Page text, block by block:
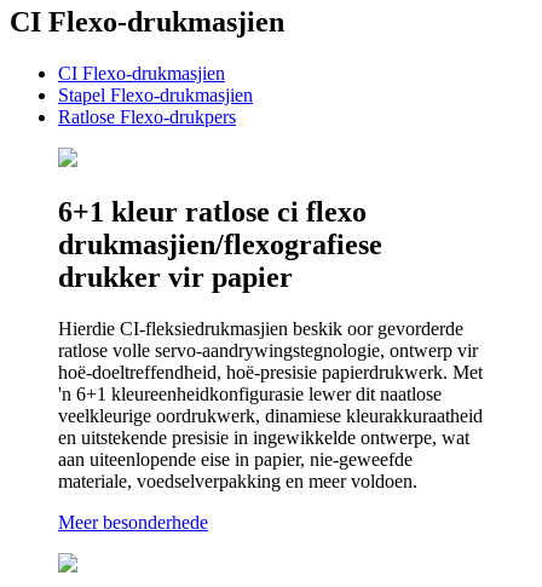
CI Flexo-drukmasjien
CI Flexo-drukmasjien
Stapel Flexo-drukmasjien
Ratlose Flexo-drukpers
6+1 kleur ratlose ci flexo
drukmasjien/flexografiese
drukker vir papier
Hierdie CI-fleksiedrukmasjien beskik oor gevorderde
ratlose volle servo-aandrywingstegnologie, ontwerp vir
hoë-doeltreffendheid, hoë-presisie papierdrukwerk. Met
'n 6+1 kleureenheidkonfigurasie lewer dit naatlose
veelkleurige oordrukwerk, dinamiese kleurakkuraatheid
en uitstekende presisie in ingewikkelde ontwerpe, wat
aan uiteenlopende eise in papier, nie-geweefde
materiale, voedselverpakking en meer voldoen.
Meer besonderhede